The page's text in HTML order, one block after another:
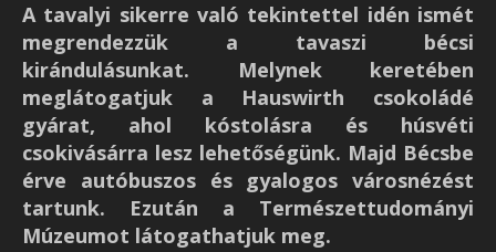
A tavalyi sikerre való tekintettel idén ismét
megrendezzük a tavaszi bécsi
kirándulásunkat. Melynek keretében
meglátogatjuk a Hauswirth csokoládé
gyárat, ahol kóstolásra és húsvéti
csokivásárra lesz lehetőségünk. Majd Bécsbe
érve autóbuszos és gyalogos városnézést
tartunk. Ezután a Természettudományi
Múzeumot látogathatjuk meg.